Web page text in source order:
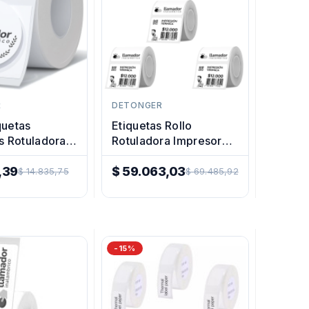
Rotuladora
Térmica
$ 14.835,75
DETONGER
Etiquetas Rollo
Rotuladora Impresora
Termica 40x30mm
X5u
$ 59.063,03
Precio
Regular
$ 69.485,92
-15%